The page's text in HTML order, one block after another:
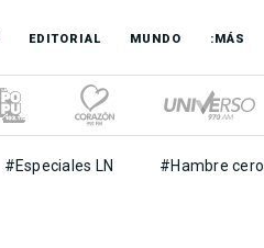
EDITORIAL MUNDO :MÁS
#Especiales LN #Hambre cero